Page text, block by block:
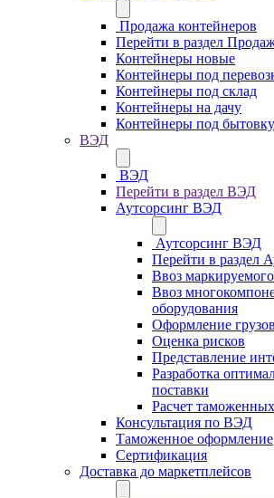
Продажа контейнеров
Перейти в раздел
Контейнеры новые
Контейнеры под
Контейнеры под склад
Контейнеры на дачу
Контейнеры под бытовку
ВЭД
ВЭД
Перейти в раздел ВЭД
Аутсорсинг ВЭД
Аутсорсинг ВЭД
Перейти в раздел
Ввоз маркируемого
Ввоз
оборудования
Оформление грузов
Оценка рисков
Представление
Разработка
поставки
Расчет
Консультация по ВЭД
Таможенное оформление
Сертификация
Доставка до маркетплейсов